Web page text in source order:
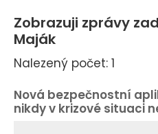
Zobrazuji zprávy
Maják
Nalezený počet: 1
Nová bezpečnostní
nikdy v krizové situaci